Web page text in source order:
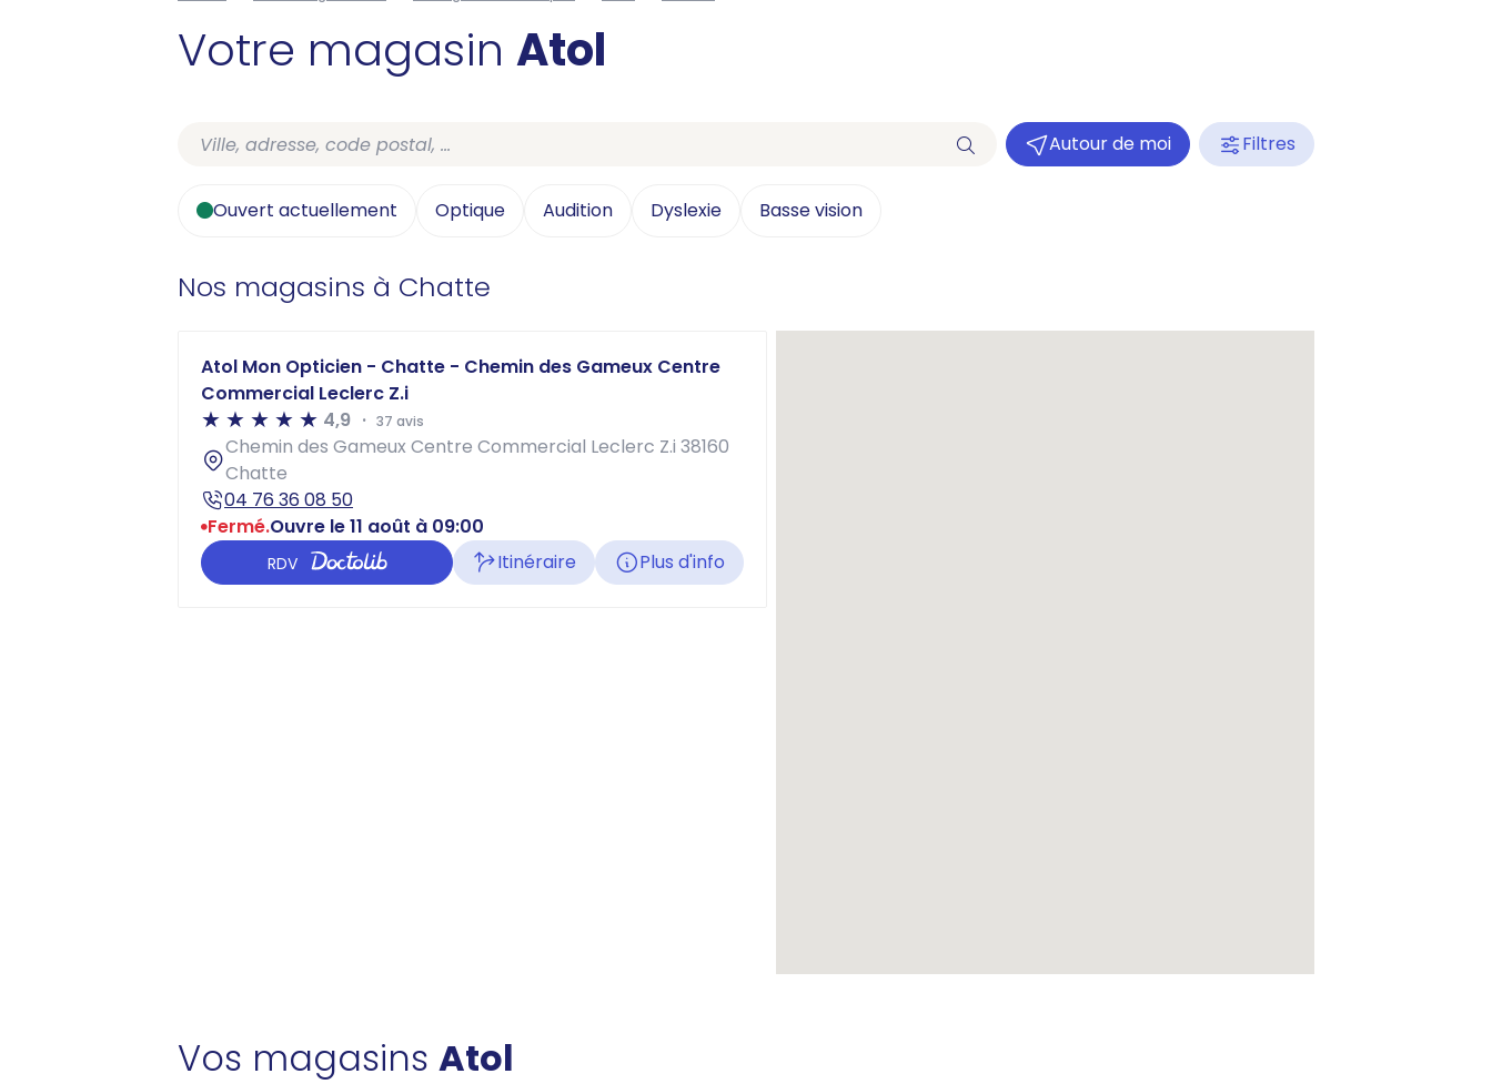
Votre magasin Atol
Autour de moi Filtres
Ouvert actuellement Optique Audition Dyslexie Basse vision
Nos magasins à Chatte
Atol Mon Opticien - Chatte - Chemin des Gameux Centre
Commercial Leclerc Z.i
4,9
37 avis
Chemin des Gameux Centre Commercial Leclerc Z.i 38160
Chatte
04 76 36 08 50
Fermé.Ouvre le 11 août à 09:00
RDV Itinéraire Plus d'info
Vos magasins Atol